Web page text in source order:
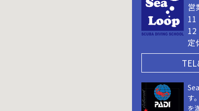
営
定
す
を